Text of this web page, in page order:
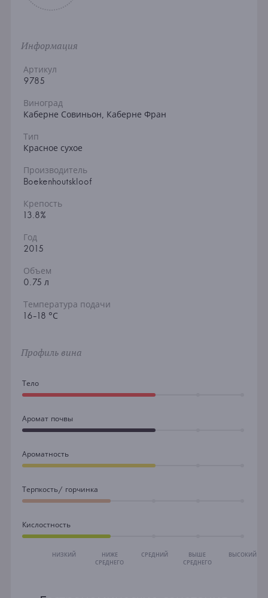
Информация
Артикул
9785
Виноград
Каберне Совиньон, Каберне Фран
Тип
Красное сухое
Производитель
Boekenhoutskloof
Крепость
13.8%
Год
2015
Объем
0.75 л
Температура подачи
16-18 °С
Профиль вина
Тело
Аромат почвы
Ароматность
Терпкость/ горчинка
Кислостность
НИЗКИЙ
НИЖЕ
СРЕДНЕГО
СРЕДНИЙ
ВЫШЕ
СРЕДНЕГО
ВЫСОКИЙ